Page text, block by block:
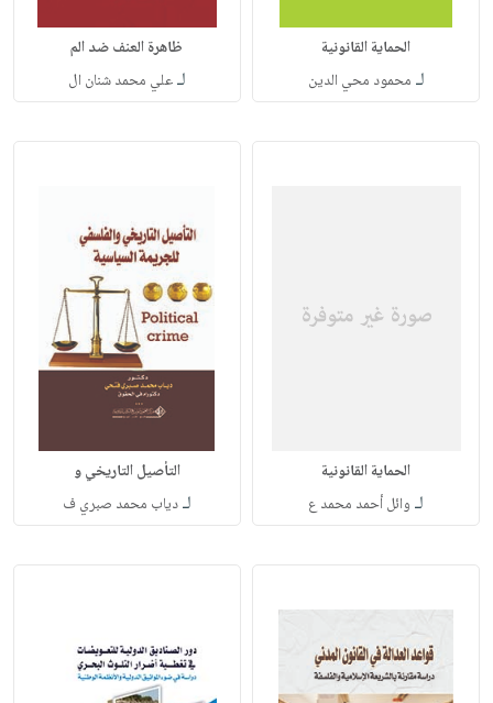
الحماية القانونية
لـ محمود محي الدين
ظاهرة العنف ضد الم
لـعلي محمد شنان ال
الحماية القانونية
لـ وائل أحمد محمد ع
التأصيل التاريخي و
لـدياب محمد صبري ف